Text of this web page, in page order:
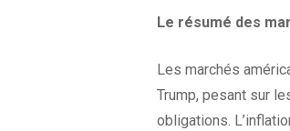
Le résumé des
Les marchés
Trump, pesant sur
obligations.